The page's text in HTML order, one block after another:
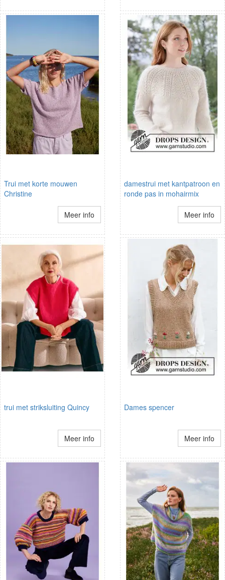
Trui met korte mouwen
Christine
Meer info
damestrui met kantpatroon en
ronde pas in mohairmix
Meer info
trui met striksluiting Quincy
Meer info
Dames spencer
Meer info